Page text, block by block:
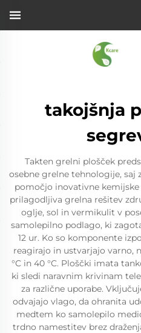
takojšnja
Takten grelni plošček
osebne grelne tehnologije,
pomočjo inovativne kemijske
prilagodljiva grelna rešitev
oglje, sol in vermikulit v
samolepilno podlago, ki
12 ur. Ko so komponente
reagirajo in ustvarjajo varno,
°C in 40 °C. Ploščki imata
ki sledi naravnim krivinam
za različne uporabe.
odvajajo vlago, da ohranita
medtem ko samolepilo
trdno namestitev brez